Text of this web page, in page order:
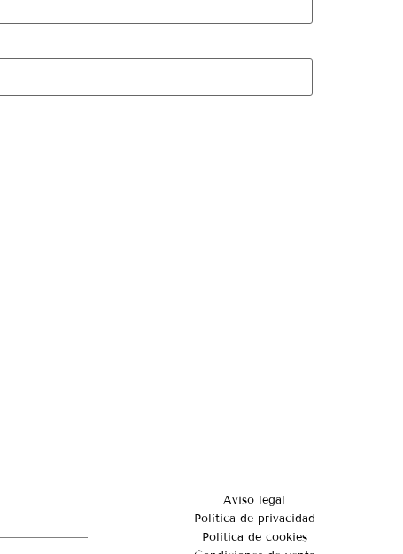
Aviso legal
Política de privacidad
Política de cookies